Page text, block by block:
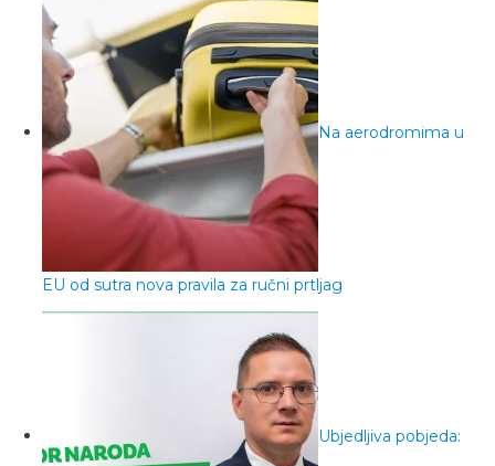
Na aerodromima u
EU od sutra nova pravila za ručni prtljag
Ubjedljiva pobjeda: